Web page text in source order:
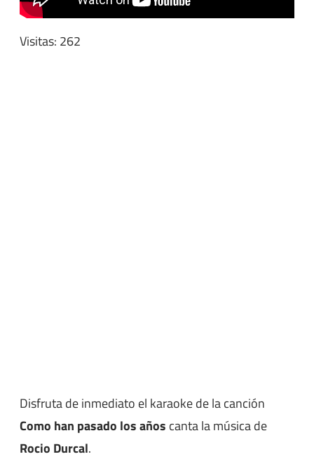
Visitas: 262
Disfruta de inmediato el karaoke de la canción
Como han pasado los años canta la música de
Rocio Durcal.